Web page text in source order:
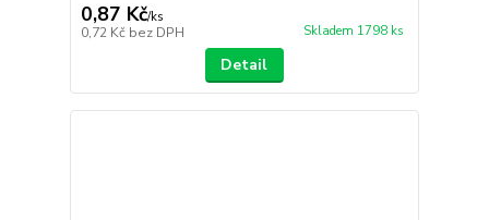
0,87 Kč/ks
0,72 Kč bez DPH Skladem 1798 ks
Detail